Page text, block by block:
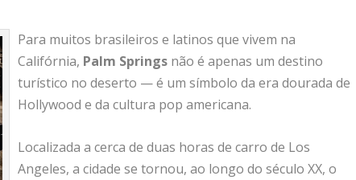
Para muitos brasileiros e latinos que vivem na
Califórnia, Palm Springs não é apenas um destino
turístico no deserto — é um símbolo da era dourada de
Hollywood e da cultura pop americana.
Localizada a cerca de duas horas de carro de Los
Angeles, a cidade se tornou, ao longo do século XX, o